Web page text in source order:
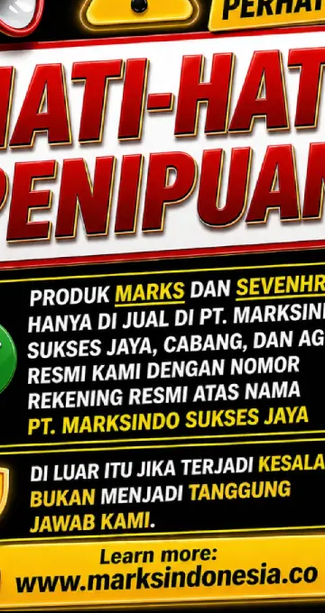
dan sentuhan estetika.
dan berdaya tahan tinggi.
Selatan. Lihat Detail
Indoor
Lihat Detail Proyek